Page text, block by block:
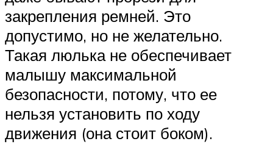
закрепления ремней. Это
допустимо, но не желательно.
Такая люлька не обеспечивает
малышу максимальной
безопасности, потому, что ее
нельзя установить по ходу
движения (она стоит боком).